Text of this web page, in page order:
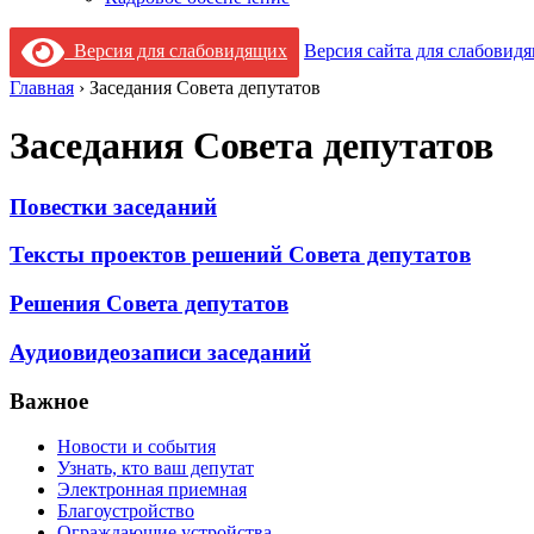
Версия для слабовидящих
Версия сайта для
Главная › Заседания Cовета депутатов
Заседания Cовета депутатов
Повестки заседаний
Тексты проектов решений Совета депутатов
Решения Совета депутатов
Аудиовидеозаписи заседаний
Важное
Новости и события
Узнать, кто ваш депутат
Электронная приемная
Благоустройство